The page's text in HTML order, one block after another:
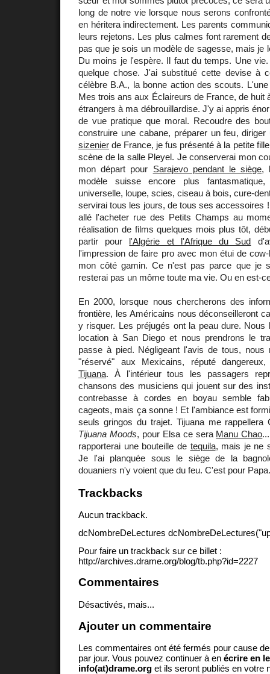
long de notre vie lorsque nous serons
en héritera indirectement. Les parents
leurs rejetons. Les plus calmes font rarement
pas que je sois un modèle de sagesse, mais je
Du moins je l'espère. Il faut du temps. Une
quelque chose. J'ai substitué cette devise à
célèbre B.A., la bonne action des scouts.
Mes trois ans aux Éclaireurs de France, de huit
étrangers à ma débrouillardise. J'y ai appris
de vue pratique que moral. Recoudre des
construire une cabane, préparer un feu,
sizenier de France, je fus présenté à la petite
scène de la salle Pleyel. Je conserverai mon
mon départ pour Sarajevo pendant le siège,
modèle suisse encore plus
universelle, loupe, scies, ciseau à bois, cure-
servirai tous les jours, de tous ses accessoires
allé l'acheter rue des Petits Champs au
réalisation de films quelques mois plus tôt,
partir pour l'Algérie et l'Afrique du Sud
l'impression de faire pro avec mon étui de
mon côté gamin. Ce n'est pas parce que je
resterai pas un môme toute ma vie. Ou en est-
En 2000, lorsque nous chercherons des
frontière, les Américains nous déconseilleront
y risquer. Les préjugés ont la peau dure. Nous
location à San Diego et nous prendrons le
passe à pied. Négligeant l'avis de tous, nous
"réservé" aux Mexicains, réputé
Tijuana. À l'intérieur tous les passagers
chansons des musiciens qui jouent sur des
contrebasse à cordes en boyau semble
cageots, mais ça sonne ! Et l'ambiance est
seuls gringos du trajet. Tijuana me rappellera
Tijuana Moods, pour Elsa ce sera Manu Chao
rapporterai une bouteille de tequila, mais je ne
Je l'ai planquée sous le siège de la
douaniers n'y voient que du feu. C'est pour Papa.
Trackbacks
Aucun trackback.
dcNombreDeLectures
Pour faire un trackback sur ce billet :
http://archives.drame.org/blog/tb.php?id=2227
Commentaires
Désactivés, mais...
Ajouter un commentaire
Les commentaires ont été fermés pour cause
par jour. Vous pouvez continuer à en écrire en
info(at)drame.org et ils seront publiés en votre